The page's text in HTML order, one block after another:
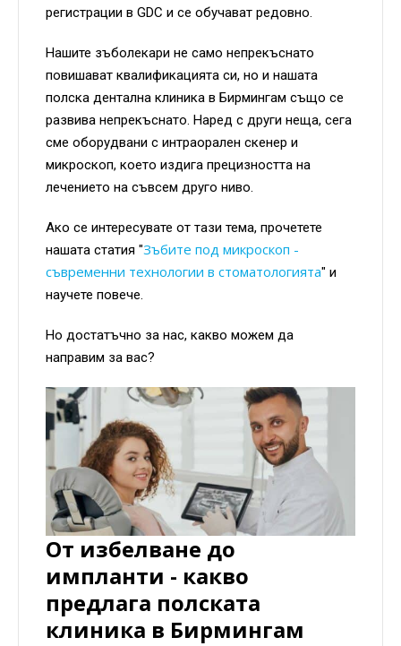
регистрации в GDC и се обучават редовно.
Нашите зъболекари не само непрекъснато
повишават квалификацията си, но и нашата
полска дентална клиника в Бирмингам също се
развива непрекъснато. Наред с други неща, сега
сме оборудвани с интраорален скенер и
микроскоп, което издига прецизността на
лечението на съвсем друго ниво.
Ако се интересувате от тази тема, прочетете
нашата статия "Зъбите под микроскоп -
съвременни технологии в стоматологията" и
научете повече.
Но достатъчно за нас, какво можем да
направим за вас?
От избелване до
импланти - какво
предлага полската
клиника в Бирмингам